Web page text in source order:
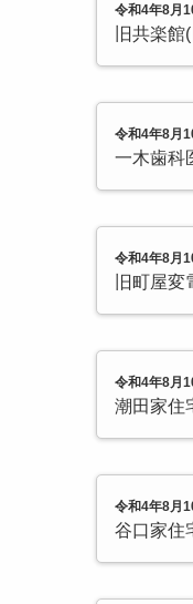
令和4年8月
旧共楽
令和4年8月
一木歯科
令和4年8月
旧町屋変
令和4年8月
潮田家住
令和4年8月
谷口家住